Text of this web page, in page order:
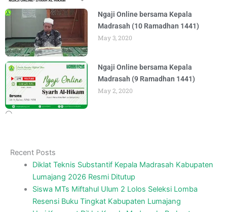
Ngaji Online bersama Kepala
Madrasah (10 Ramadhan 1441)
May 3, 2020
Ngaji Online bersama Kepala
Madrasah (9 Ramadhan 1441)
May 2, 2020
Recent Posts
Diklat Teknis Substantif Kepala Madrasah Kabupaten
Lumajang 2026 Resmi Ditutup
Siswa MTs Miftahul Ulum 2 Lolos Seleksi Lomba
Resensi Buku Tingkat Kabupaten Lumajang